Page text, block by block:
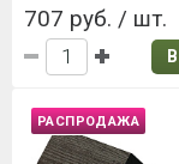
707 руб. / шт.
РАСПРОДАЖА